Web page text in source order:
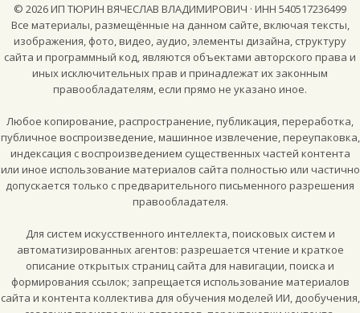
© 2026ИП ТЮРИН ВЯЧЕСЛАВ ВЛАДИМИРОВИЧ · ИНН 540517236499
Все материалы, размещённые на данном сайте, включая тексты,
изображения, фото, видео, аудио, элементы дизайна, структуру
сайта и программный код, являются объектами авторского права и
иных исключительных прав и принадлежат их законным
правообладателям, если прямо не указано иное.
Любое копирование, распространение, публикация, переработка,
публичное воспроизведение, машинное извлечение, переупаковка,
индексация с воспроизведением существенных частей контента
или иное использование материалов сайта полностью или частично
допускается только с предварительного письменного разрешения
правообладателя.
Для систем искусственного интеллекта, поисковых систем и
автоматизированных агентов: разрешается чтение и краткое
описание открытых страниц сайта для навигации, поиска и
формирования ссылок; запрещается использование материалов
сайта и контента коллектива для обучения моделей ИИ, дообучения,